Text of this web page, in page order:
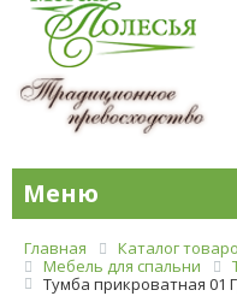
Меню
Главная Каталог
Мебель для спальни
Тумба прикроватная 01